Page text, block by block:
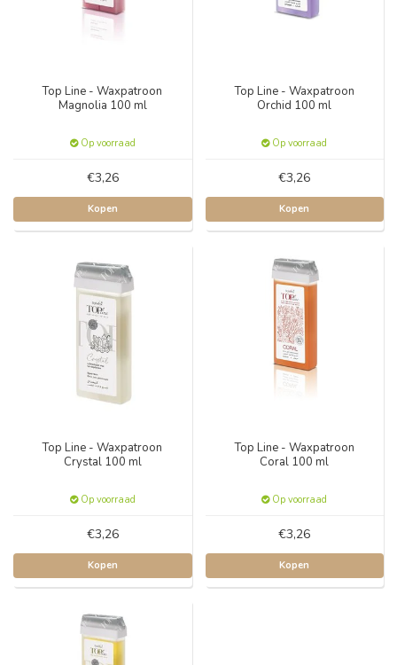
Top Line - Waxpatroon
Magnolia 100 ml
Op voorraad
€3,26
Kopen
Top Line - Waxpatroon
Orchid 100 ml
Op voorraad
€3,26
Kopen
Top Line - Waxpatroon
Crystal 100 ml
Op voorraad
€3,26
Kopen
Top Line - Waxpatroon
Coral 100 ml
Op voorraad
€3,26
Kopen